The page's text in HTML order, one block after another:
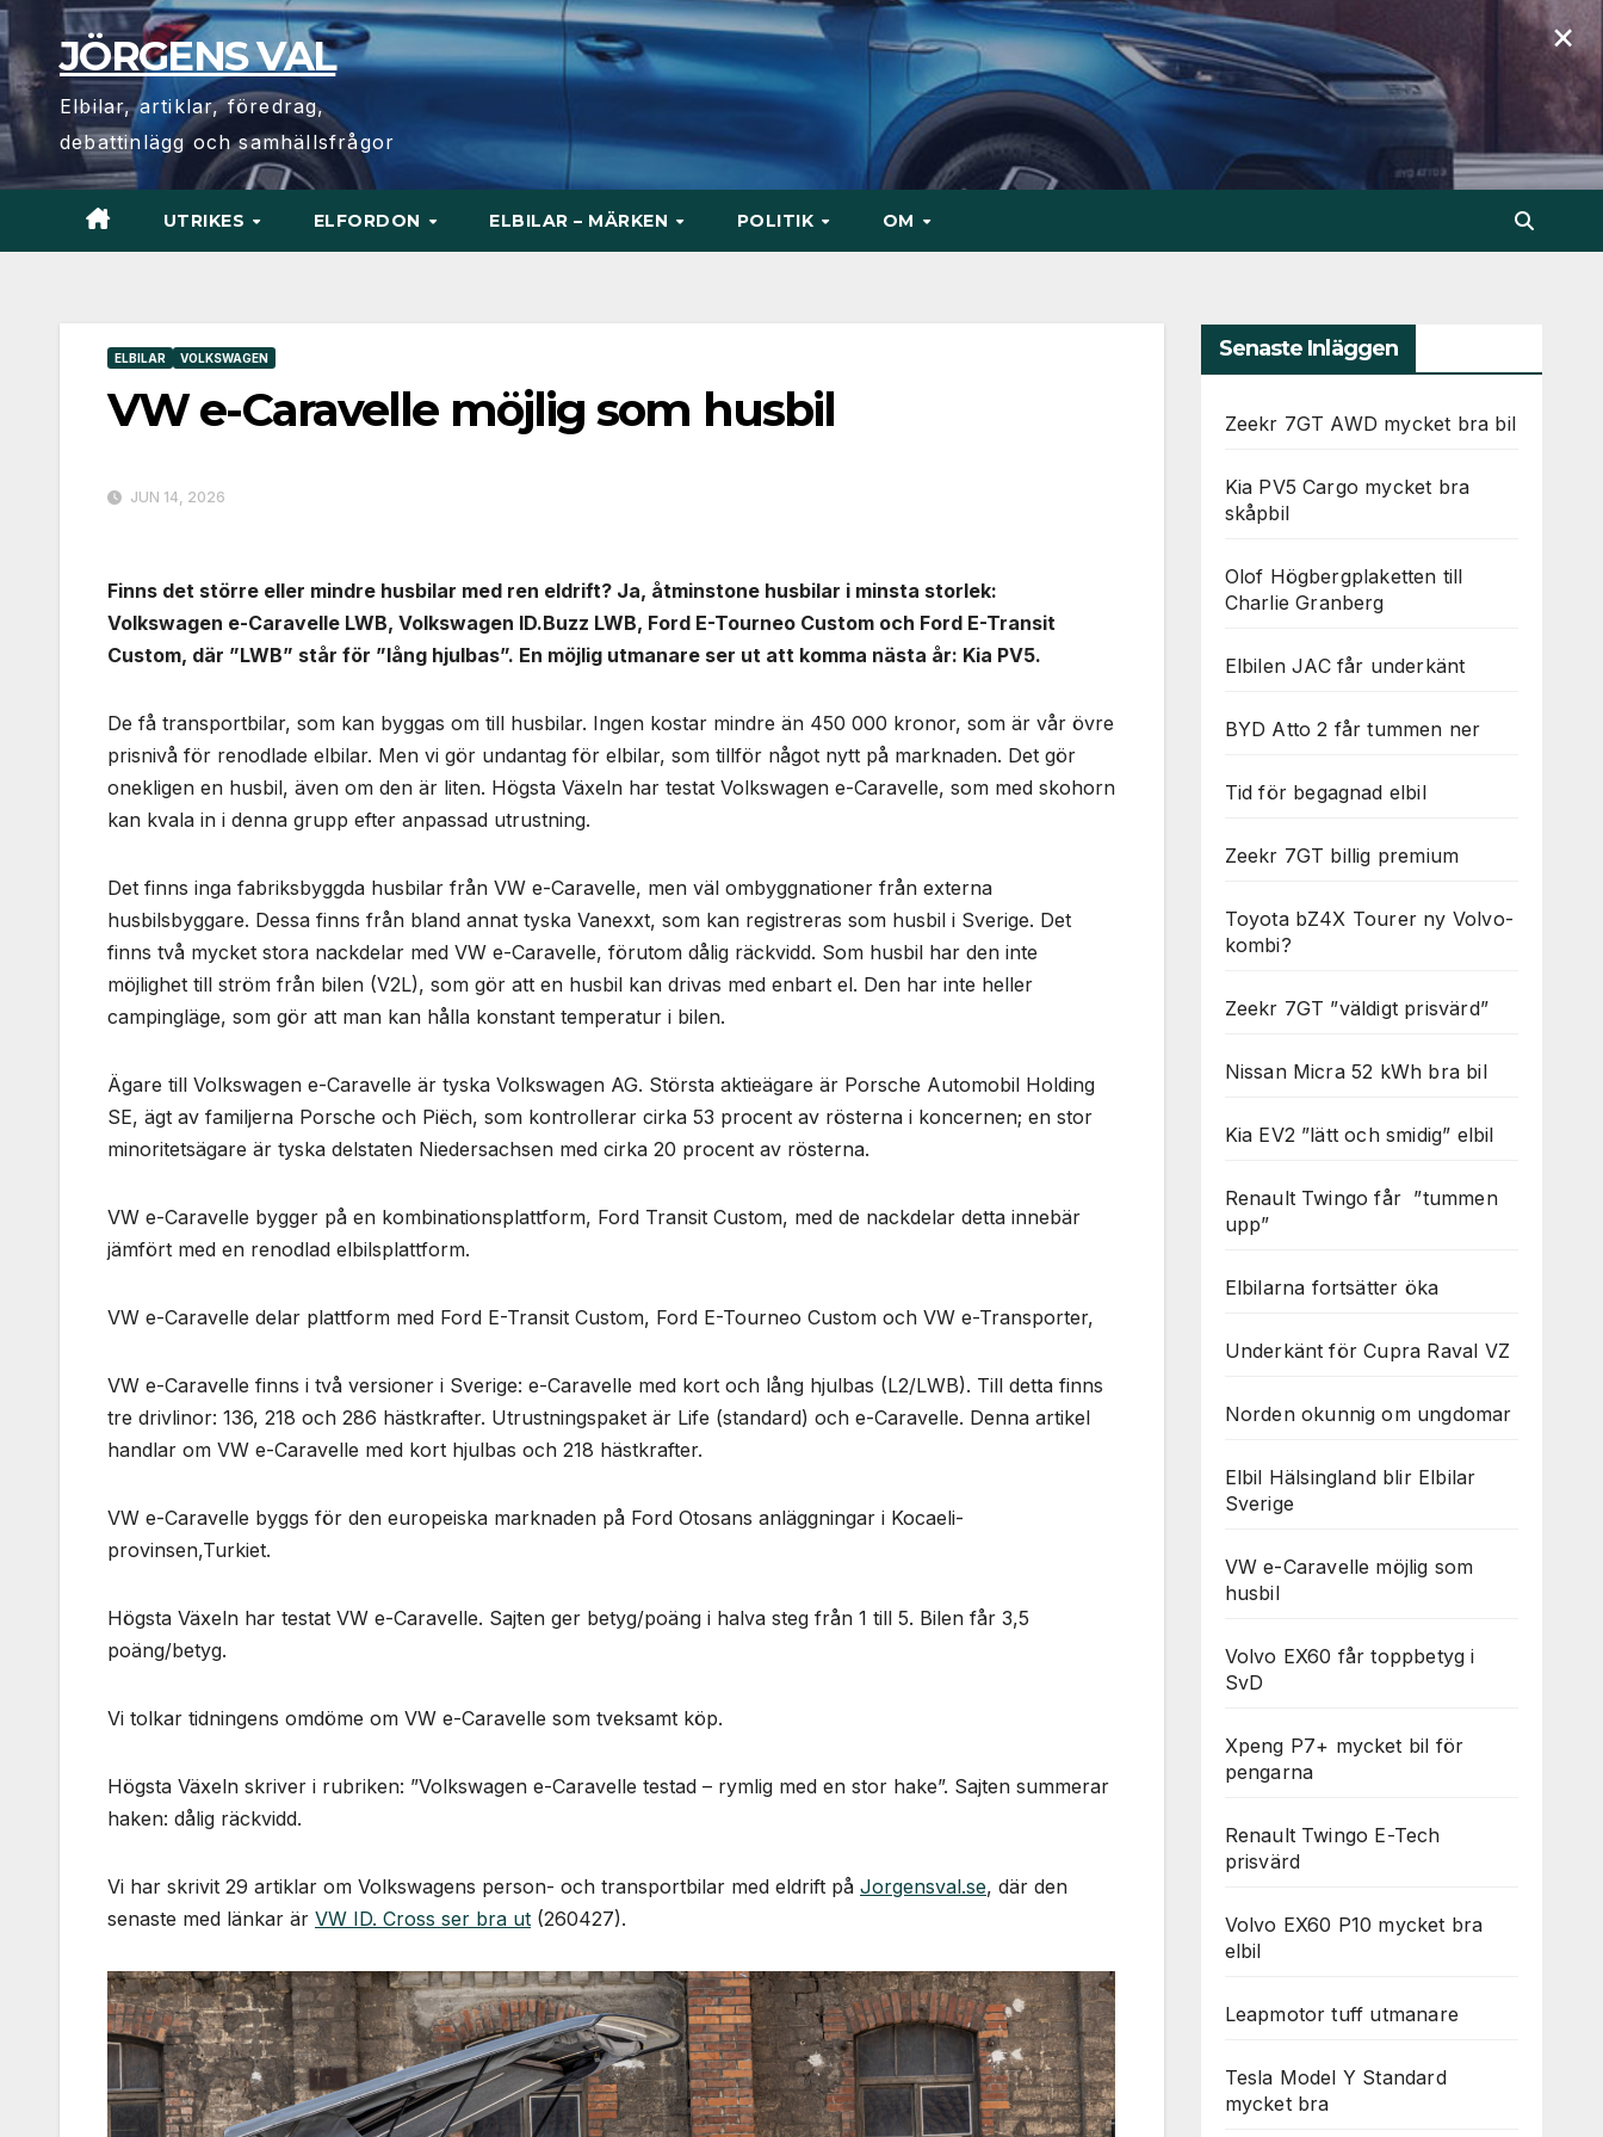
Hoppa
till
innehåll
JÖRGENS VAL
Elbilar, artiklar, föredrag,
debattinlägg och samhällsfrågor
UTRIKES ELFORDON ELBILAR – MÄRKEN POLITIK OM
ELBILAR VOLKSWAGEN
VW e-Caravelle möjlig som husbil
JUN 14, 2026
Finns det större eller mindre husbilar med ren eldrift? Ja, åtminstone husbilar i minsta storlek:
Volkswagen e-Caravelle LWB, Volkswagen ID.Buzz LWB, Ford E-Tourneo Custom och Ford E-Transit
Custom, där ”LWB” står för ”lång hjulbas”. En möjlig utmanare ser ut att komma nästa år: Kia PV5.
De få transportbilar, som kan byggas om till husbilar. Ingen kostar mindre än 450 000 kronor, som är vår övre
prisnivå för renodlade elbilar. Men vi gör undantag för elbilar, som tillför något nytt på marknaden. Det gör
onekligen en husbil, även om den är liten. Högsta Växeln har testat Volkswagen e-Caravelle, som med skohorn
kan kvala in i denna grupp efter anpassad utrustning.
Det finns inga fabriksbyggda husbilar från VW e-Caravelle, men väl ombyggnationer från externa
husbilsbyggare. Dessa finns från bland annat tyska Vanexxt, som kan registreras som husbil i Sverige. Det
finns två mycket stora nackdelar med VW e-Caravelle, förutom dålig räckvidd. Som husbil har den inte
möjlighet till ström från bilen (V2L), som gör att en husbil kan drivas med enbart el. Den har inte heller
campingläge, som gör att man kan hålla konstant temperatur i bilen.
Ägare till Volkswagen e-Caravelle är tyska Volkswagen AG. Största aktieägare är Porsche Automobil Holding
SE, ägt av familjerna Porsche och Piëch, som kontrollerar cirka 53 procent av rösterna i koncernen; en stor
minoritetsägare är tyska delstaten Niedersachsen med cirka 20 procent av rösterna.
VW e-Caravelle bygger på en kombinationsplattform, Ford Transit Custom, med de nackdelar detta innebär
jämfört med en renodlad elbilsplattform.
VW e-Caravelle delar plattform med Ford E-Transit Custom, Ford E-Tourneo Custom och VW e-Transporter,
VW e-Caravelle finns i två versioner i Sverige: e-Caravelle med kort och lång hjulbas (L2/LWB). Till detta finns
tre drivlinor: 136, 218 och 286 hästkrafter. Utrustningspaket är Life (standard) och e-Caravelle. Denna artikel
handlar om VW e-Caravelle med kort hjulbas och 218 hästkrafter.
VW e-Caravelle byggs för den europeiska marknaden på Ford Otosans anläggningar i Kocaeli-
provinsen,Turkiet.
Högsta Växeln har testat VW e-Caravelle. Sajten ger betyg/poäng i halva steg från 1 till 5. Bilen får 3,5
poäng/betyg.
Vi tolkar tidningens omdöme om VW e-Caravelle som tveksamt köp.
Högsta Växeln skriver i rubriken: ”Volkswagen e-Caravelle testad – rymlig med en stor hake”. Sajten summerar
haken: dålig räckvidd.
Vi har skrivit 29 artiklar om Volkswagens person- och transportbilar med eldrift på Jorgensval.se, där den
senaste med länkar är VW ID. Cross ser bra ut (260427).
Senaste Inläggen
Zeekr 7GT AWD mycket bra bil
Kia PV5 Cargo mycket bra
skåpbil
Olof Högbergplaketten till
Charlie Granberg
Elbilen JAC får underkänt
BYD Atto 2 får tummen ner
Tid för begagnad elbil
Zeekr 7GT billig premium
Toyota bZ4X Tourer ny Volvo-
kombi?
Zeekr 7GT ”väldigt prisvärd”
Nissan Micra 52 kWh bra bil
Kia EV2 ”lätt och smidig” elbil
Renault Twingo får ”tummen
upp”
Elbilarna fortsätter öka
Underkänt för Cupra Raval VZ
Norden okunnig om ungdomar
Elbil Hälsingland blir Elbilar
Sverige
VW e-Caravelle möjlig som
husbil
Volvo EX60 får toppbetyg i
SvD
Xpeng P7+ mycket bil för
pengarna
Renault Twingo E-Tech
prisvärd
Volvo EX60 P10 mycket bra
elbil
Leapmotor tuff utmanare
Tesla Model Y Standard
mycket bra
×